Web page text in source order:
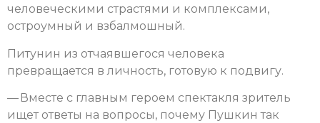
человеческими страстями и комплексами,
остроумный и взбалмошный.
Питунин из отчаявшегося человека
превращается в личность, готовую к подвигу.
— Вместе с главным героем спектакля зритель
ищет ответы на вопросы, почему Пушкин так